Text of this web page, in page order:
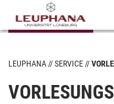
LEUPHANA SERVICE